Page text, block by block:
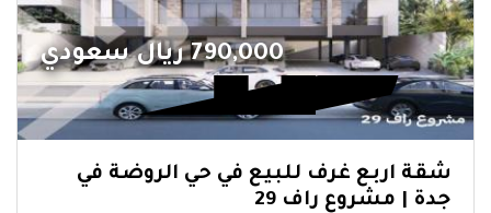
790,000 ريال سعودي
شقة اربع غرف للبيع في حي الروضة في
جدة | مشروع راف 29